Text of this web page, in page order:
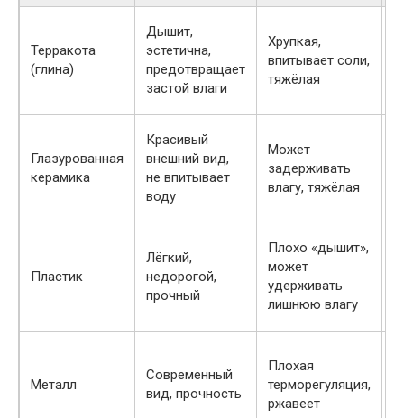
Терракота
(глина)
Дышит,
эстетична,
предотвращает
застой влаги
Хрупкая,
впитывает соли,
тяжёлая
Глазурованная
керамика
Красивый
внешний вид,
не впитывает
воду
Может
задерживать
влагу, тяжёлая
Пластик
Лёгкий,
недорогой,
прочный
Плохо «дышит»,
может
удерживать
лишнюю влагу
Металл
Современный
вид, прочность
Плохая
терморегуляция,
ржавеет